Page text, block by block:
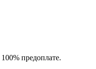
предоплате.